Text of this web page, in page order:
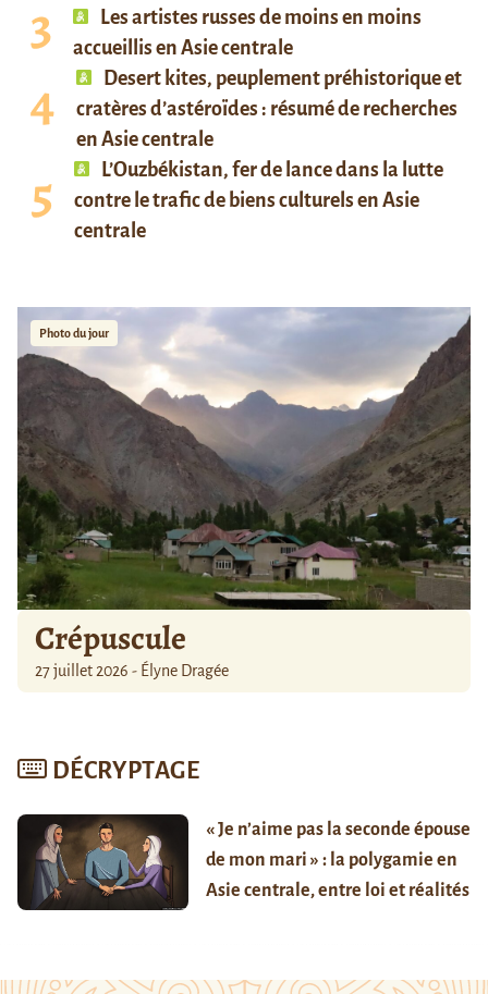
Les artistes russes de moins en moins
accueillis en Asie centrale
Desert kites, peuplement préhistorique et
cratères d’astéroïdes : résumé de recherches
en Asie centrale
L’Ouzbékistan, fer de lance dans la lutte
contre le trafic de biens culturels en Asie
centrale
Photo du jour
Crépuscule
27 juillet 2026 - Élyne Dragée
DÉCRYPTAGE
« Je n’aime pas la seconde épouse
de mon mari » : la polygamie en
Asie centrale, entre loi et réalités